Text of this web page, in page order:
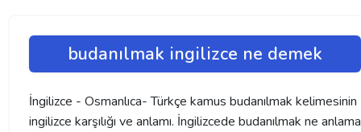
budanılmak ingilizce ne demek
İngilizce - Osmanlıca- Türkçe kamus budanılmak kelimesinin
ingilizce karşılığı ve anlamı. İngilizcede budanılmak ne anlama